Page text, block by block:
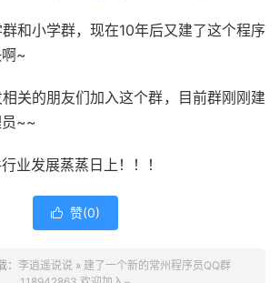
和小学群，现在10年后又建了这个程序
~
关的朋友们加入这个群，目前群刚刚建
~~
业发展蒸蒸日上！！！
 赞(0)
李逍遥说说 » 建了一个新的常州程序员QQ群